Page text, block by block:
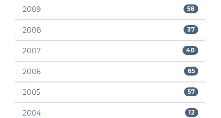
2009 58
2008 37
2007 40
2006 65
2005 57
2004 12